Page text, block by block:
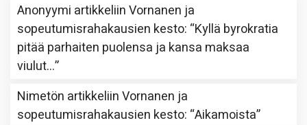
Anonyymi artikkeliinVornanen ja
sopeutumisrahakausien kesto: “Kyllä byrokratia
pitää parhaiten puolensa ja kansa maksaa
viulut…”
Nimetön artikkeliinVornanen ja
sopeutumisrahakausien kesto: “Aikamoista”